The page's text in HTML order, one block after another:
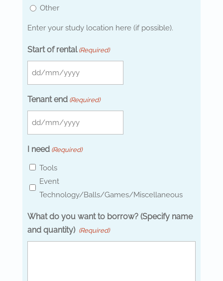
Other
Enter your study location here (if possible).
Start of rental (Required)
slash
YYYY
Tenant end (Required)
slash
YYYY
I need (Required)
Tools
Event
Technology/Balls/Games/Miscellaneous
What do you want to borrow? (Specify name
and quantity) (Required)